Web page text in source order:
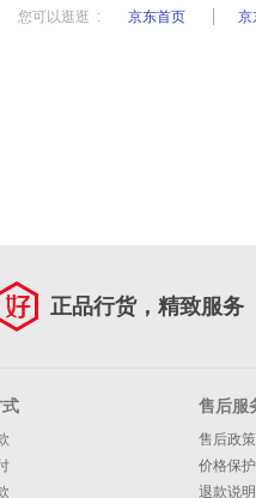
您可以逛逛 : 京东首页 京
正品行货，精致服务
售后服
售后政策
价格保护
退款说明